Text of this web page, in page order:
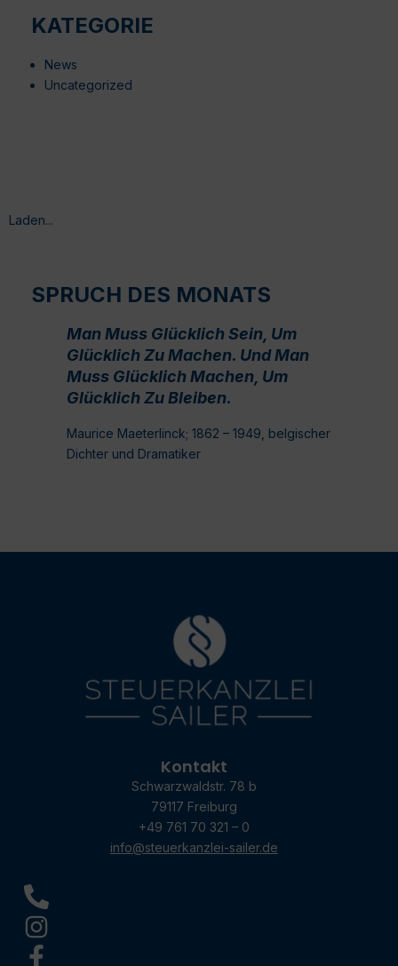
KATEGORIE
News
Uncategorized
Laden...
SPRUCH DES MONATS
Man Muss Glücklich Sein, Um
Glücklich Zu Machen. Und Man
Muss Glücklich Machen, Um
Glücklich Zu Bleiben.
Maurice Maeterlinck; 1862 – 1949, belgischer
Dichter und Dramatiker
Kontakt
Schwarzwaldstr. 78 b
79117 Freiburg
+49 761 70 321 – 0
info@steuerkanzlei-sailer.de